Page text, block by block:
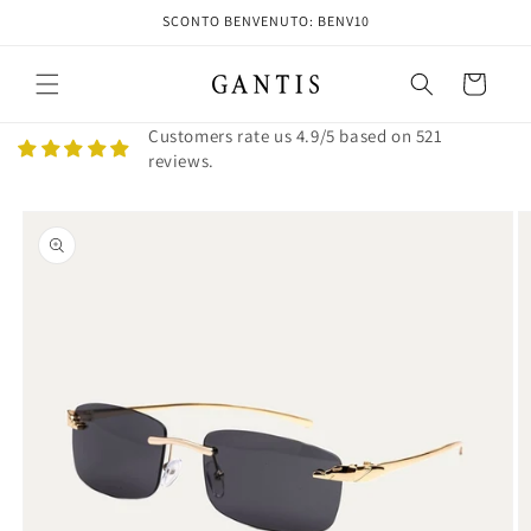
SCONTO BENVENUTO: BENV10
Carrello
Customers rate us 4.9/5 based on 521
reviews.
informazioni
sul prodotto